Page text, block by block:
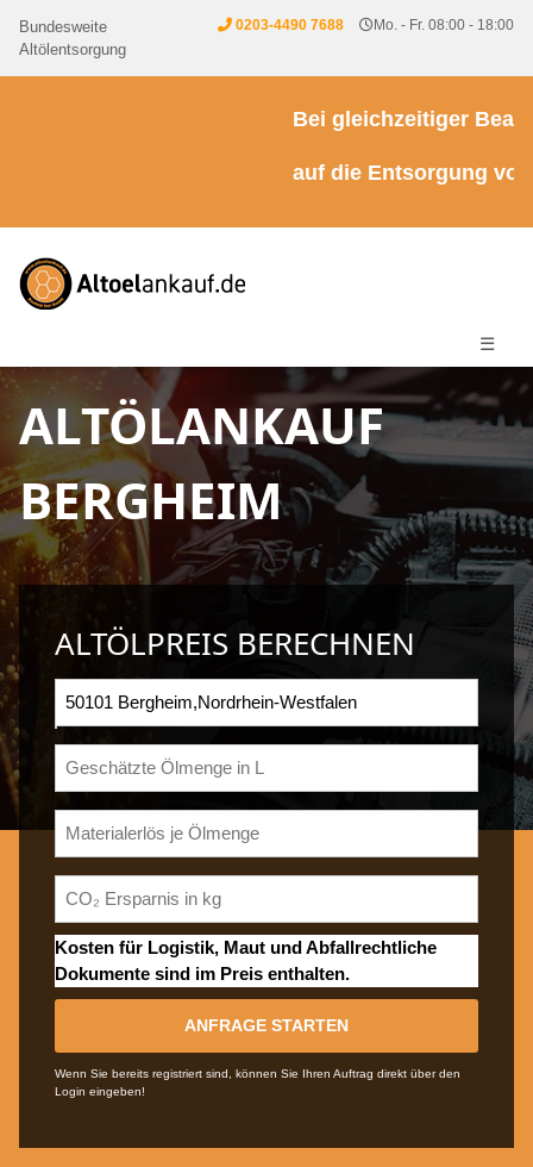
Bundesweite
Altölentsorgung
0203-4490 7688 Mo. - Fr. 08:00 - 18:00
Bei gleichzeitiger
auf die Entsorgung von
☰
ALTÖLANKAUF
BERGHEIM
ALTÖLPREIS BERECHNEN
Kosten für Logistik, Maut und Abfallrechtliche
Dokumente sind im Preis enthalten.
ANFRAGE STARTEN
Wenn Sie bereits registriert sind, können Sie Ihren Auftrag direkt über den
Login eingeben!